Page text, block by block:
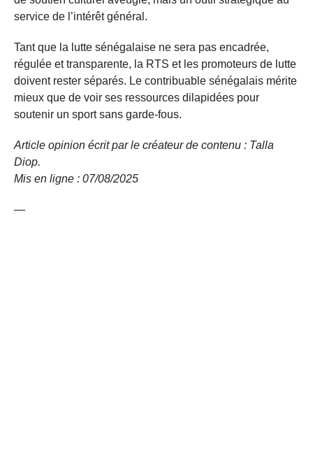
service de l’intérêt général.
Tant que la lutte sénégalaise ne sera pas encadrée,
régulée et transparente, la RTS et les promoteurs de lutte
doivent rester séparés. Le contribuable sénégalais mérite
mieux que de voir ses ressources dilapidées pour
soutenir un sport sans garde-fous.
Article opinion écrit par le créateur de contenu : Talla
Diop.
Mis en ligne : 07/08/2025
—